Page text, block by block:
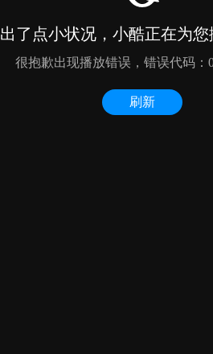
出了点小状况，小酷正在为您
很抱歉出现播放错误，错误代码：
刷新